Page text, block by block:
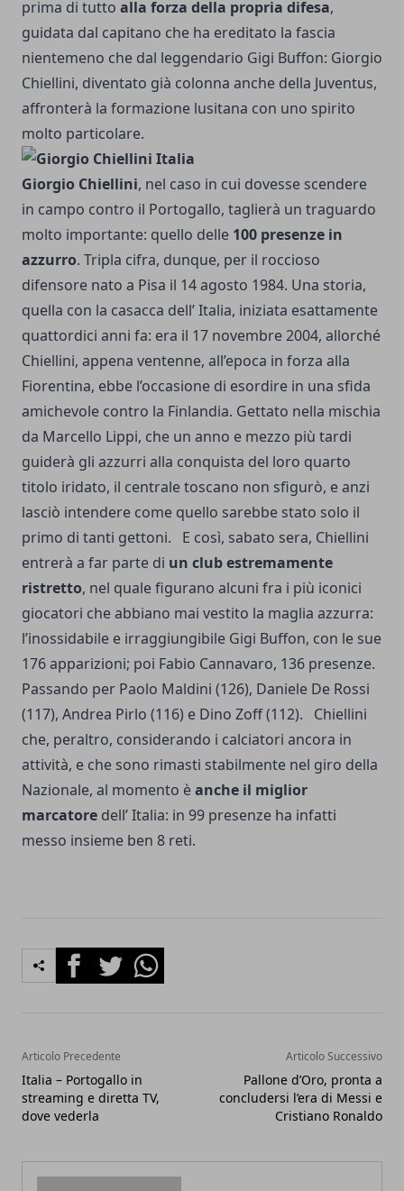
prima di tutto alla forza della propria difesa,
guidata dal capitano che ha ereditato la fascia
nientemeno che dal leggendario Gigi Buffon: Giorgio
Chiellini, diventato già colonna anche della Juventus,
affronterà la formazione lusitana con uno spirito
molto particolare.
Giorgio Chiellini, nel caso in cui dovesse scendere
in campo contro il Portogallo, taglierà un traguardo
molto importante: quello delle 100 presenze in
azzurro. Tripla cifra, dunque, per il roccioso
difensore nato a Pisa il 14 agosto 1984. Una storia,
quella con la casacca dell’ Italia, iniziata esattamente
quattordici anni fa: era il 17 novembre 2004, allorché
Chiellini, appena ventenne, all’epoca in forza alla
Fiorentina, ebbe l’occasione di esordire in una sfida
amichevole contro la Finlandia. Gettato nella mischia
da Marcello Lippi, che un anno e mezzo più tardi
guiderà gli azzurri alla conquista del loro quarto
titolo iridato, il centrale toscano non sfigurò, e anzi
lasciò intendere come quello sarebbe stato solo il
primo di tanti gettoni. E così, sabato sera, Chiellini
entrerà a far parte di un club estremamente
ristretto, nel quale figurano alcuni fra i più iconici
giocatori che abbiano mai vestito la maglia azzurra:
l’inossidabile e irraggiungibile Gigi Buffon, con le sue
176 apparizioni; poi Fabio Cannavaro, 136 presenze.
Passando per Paolo Maldini (126), Daniele De Rossi
(117), Andrea Pirlo (116) e Dino Zoff (112). Chiellini
che, peraltro, considerando i calciatori ancora in
attività, e che sono rimasti stabilmente nel giro della
Nazionale, al momento èanche il miglior
marcatore dell’ Italia: in 99 presenze ha infatti
messo insieme ben 8 reti.
FacebookTwitterWhatsapp
Articolo Precedente
Italia – Portogallo in
streaming e diretta TV,
dove vederla
Articolo Successivo
Pallone d’Oro, pronta a
concludersi l’era di Messi e
Cristiano Ronaldo